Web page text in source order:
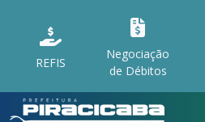
REFIS
Negociação
de Débitos